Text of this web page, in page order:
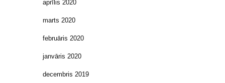
aprīlis 2020
marts 2020
februāris 2020
janvāris 2020
decembris 2019